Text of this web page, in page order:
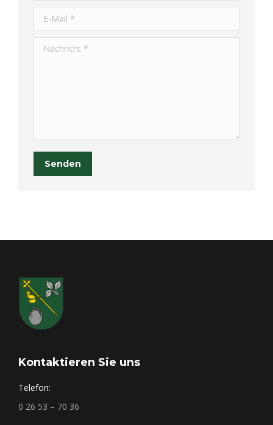
E-Mail *
Nachricht *
Senden
Kontaktieren Sie uns
Telefon:
0 26 53 – 70 36